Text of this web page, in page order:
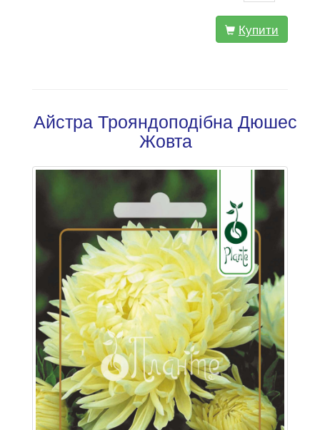
Купити
Айстра Трояндоподібна Дюшес
Жовта